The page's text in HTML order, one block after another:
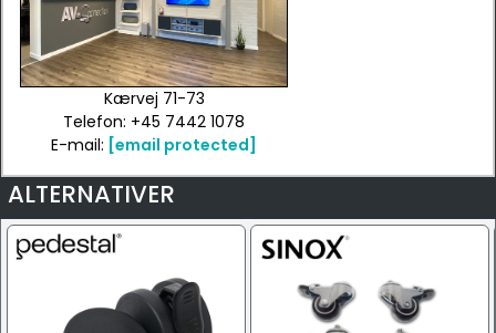
Kærvej 71-73
Telefon: +45 7442 1078
E-mail: [email protected]
ALTERNATIVER